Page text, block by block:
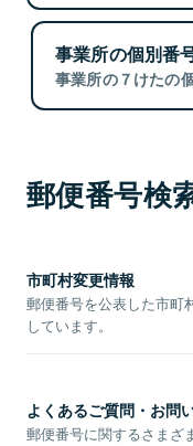
事業所の個別番
事業所の７けたの
郵便番号検
市町村変更情報
郵便番号を公表した市町
しています。
よくあるご質問・お問
郵便番号に関するさまざ